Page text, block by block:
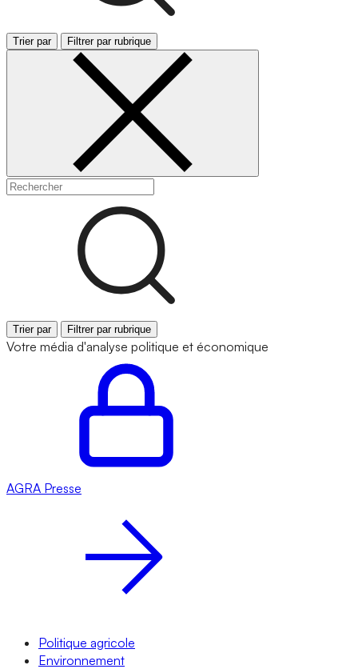
Trier par Filtrer par rubrique
Trier par Filtrer par rubrique
Votre média d'analyse politique et économique
AGRA Presse
Politique agricole
Environnement